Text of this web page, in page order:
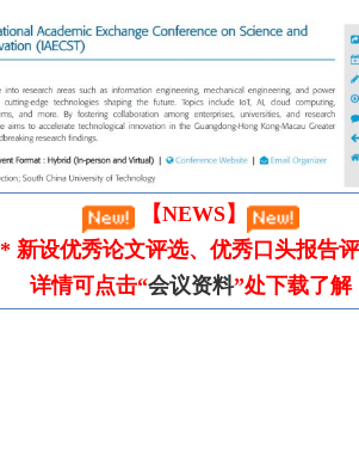
【NEWS】
* 新设优秀论文评选、优秀口头报告
详情可点击“会议资料”处下载了解